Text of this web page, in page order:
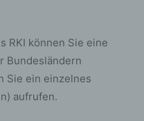
RKI können Sie eine
Bundesländern
Sie ein einzelnes
aufrufen.